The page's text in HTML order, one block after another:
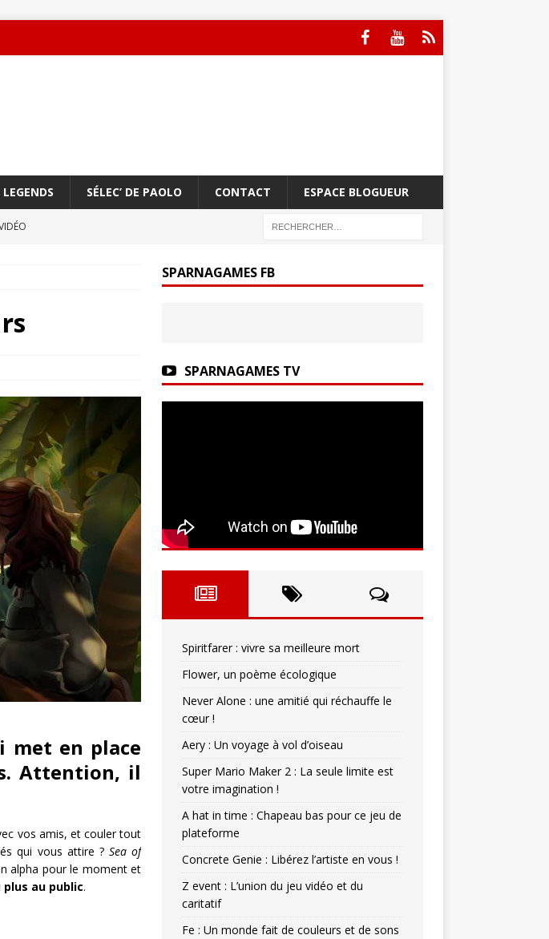
SÉLEC’ DE PAOLO CONTACT ESPACE BLOGUEUR
VIDÉO
imagination !
JEUX VIDÉO
met en place
Attention, il
vos amis, et couler tout
qui vous attire ? Sea of
alpha pour le moment et
plus au public.
SPARNAGAMES FB
SPARNAGAMES TV
Spiritfarer : vivre sa meilleure mort
Flower, un poème écologique
Never Alone : une amitié qui réchauffe le
cœur !
Aery : Un voyage à vol d’oiseau
Super Mario Maker 2 : La seule limite est
votre imagination !
A hat in time : Chapeau bas pour ce jeu de
plateforme
Concrete Genie : Libérez l’artiste en vous !
Z event : L’union du jeu vidéo et du
caritatif
Fe : Un monde fait de couleurs et de sons